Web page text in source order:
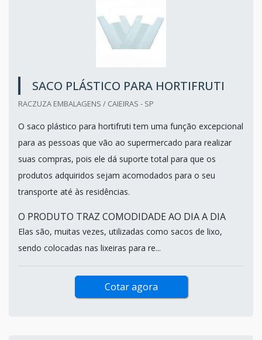
SACO PLÁSTICO PARA HORTIFRUTI
RACZUZA EMBALAGENS / CAIEIRAS - SP
O saco plástico para hortifruti tem uma função excepcional
para as pessoas que vão ao supermercado para realizar
suas compras, pois ele dá suporte total para que os
produtos adquiridos sejam acomodados para o seu
transporte até às residências.
O PRODUTO TRAZ COMODIDADE AO DIA A DIA
Elas são, muitas vezes, utilizadas como sacos de lixo,
sendo colocadas nas lixeiras para re...
Cotar agora